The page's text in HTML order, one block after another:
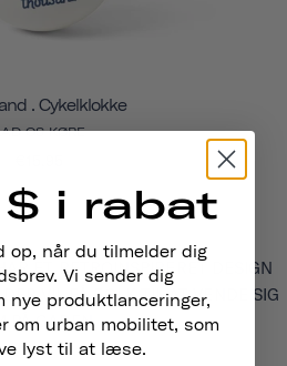
. Cykelklokke
OS KØRE
ET RETROINSPIRERET DESIGN
VIL FÅ FOLK TIL AT VENDE SIG
PÅ GADEN.
$ i rabat
op, når du tilmelder dig
Vi sender dig
nye produktlanceringer,
om urban mobilitet, som
lyst til at læse.